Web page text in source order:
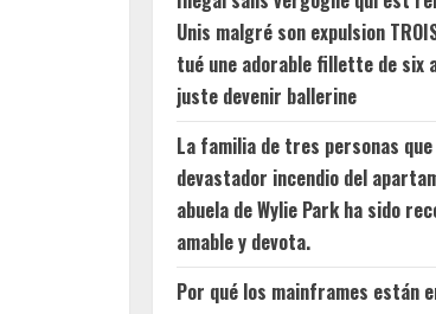
Unis malgré son expulsion
tué une adorable fillette de six
juste devenir ballerine
La familia de tres personas
devastador incendio del
abuela de Wylie Park ha sido
amable y devota.
Por qué los mainframes están